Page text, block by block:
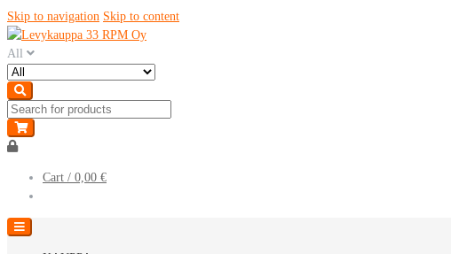
Skip to navigation Skip to content
All
Cart / 0,00 €